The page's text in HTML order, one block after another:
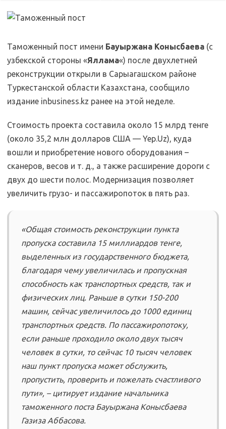
Таможенный пост имени Бауыржана Конысбаева (с
узбекской стороны «Яллама«) после двухлетней
реконструкции открыли в Сарыагашском районе
Туркестанской области Казахстана, сообщило
издание inbusiness.kz ранее на этой неделе.
Стоимость проекта составила около 15 млрд тенге
(около 35,2 млн долларов США — Yep.Uz), куда
вошли и приобретение нового оборудования –
сканеров, весов и т. д., а также расширение дороги с
двух до шести полос. Модернизация позволяет
увеличить грузо- и пассажиропоток в пять раз.
«Общая стоимость реконструкции пункта
пропуска составила 15 миллиардов тенге,
выделенных из государственного бюджета,
благодаря чему увеличилась и пропускная
способность как транспортных средств, так и
физических лиц. Раньше в сутки 150-200
машин, сейчас увеличилось до 1000 единиц
транспортных средств. По пассажиропотоку,
если раньше проходило около двух тысяч
человек в сутки, то сейчас 10 тысяч человек
наш пункт пропуска может обслужить,
пропустить, проверить и пожелать счастливого
пути», – цитирует издание начальника
таможенного поста Бауыржана Конысбаева
Газиза Аббасова.